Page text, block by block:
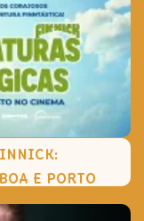
E PORTO